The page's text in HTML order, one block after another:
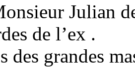
Julian
de l’ex .
des grandes